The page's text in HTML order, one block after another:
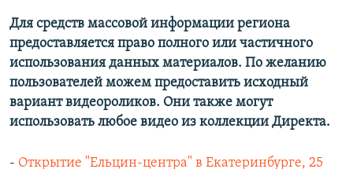
Для средств массовой информации региона
предоставляется право полного или частичного
использования данных материалов. По желанию
пользователей можем предоставить исходный
вариант видеороликов. Они также могут
использовать любое видео из коллекции Директа.
- Открытие "Ельцин-центра" в Екатеринбурге, 25